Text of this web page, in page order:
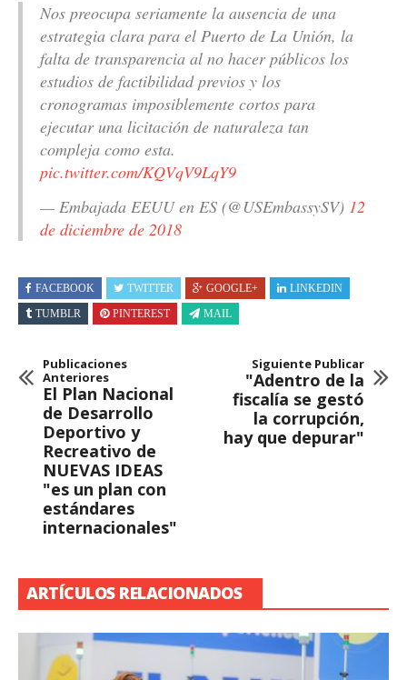
Nos preocupa seriamente la ausencia de una
estrategia clara para el Puerto de La Unión, la
falta de transparencia al no hacer públicos los
estudios de factibilidad previos y los
cronogramas imposiblemente cortos para
ejecutar una licitación de naturaleza tan
compleja como esta.
pic.twitter.com/KQVqV9LqY9
— Embajada EEUU en ES (@USEmbassySV) 12
de diciembre de 2018
FACEBOOK TWITTER GOOGLE+
LINKEDIN
TUMBLR
PINTEREST MAIL
Publicaciones
Anteriores
El Plan Nacional
de Desarrollo
Deportivo y
Recreativo de
NUEVAS IDEAS
"es un plan con
estándares
internacionales"
Siguiente Publicar
"Adentro de la
fiscalía se gestó
la corrupción,
hay que depurar"
ARTÍCULOS RELACIONADOS